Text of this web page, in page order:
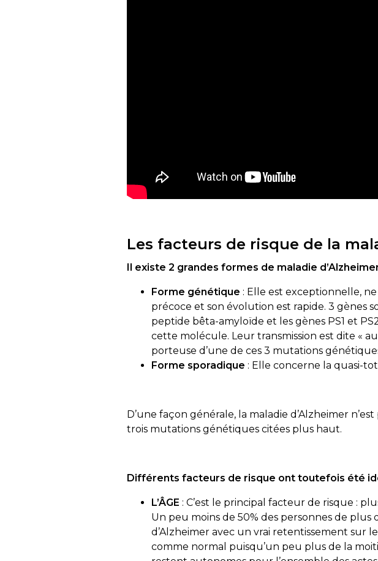
Les facteurs de risque de la
Il existe 2 grandes formes de maladie
Forme génétique : Elle est exceptionnelle,
précoce et son évolution est rapide. 3 gènes
peptide bêta-amyloïde et les gènes PS1 et
cette molécule. Leur transmission est dite «
porteuse d’une de ces 3 mutations
Forme sporadique : Elle concerne la quasi-
D’une façon générale, la maladie d’Alzheimer
trois mutations génétiques citées plus haut.
Différents facteurs de risque ont toutefois été
L’ÂGE : C’est le principal facteur de risque :
Un peu moins de 50% des personnes de
d’Alzheimer avec un vrai retentissement sur
comme normal puisqu’un peu plus de la